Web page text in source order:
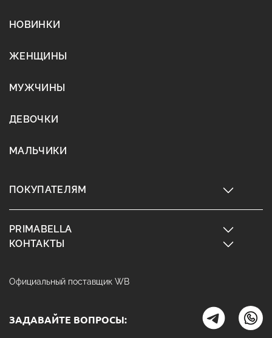
НОВИНКИ
ЖЕНЩИНЫ
МУЖЧИНЫ
ДЕВОЧКИ
МАЛЬЧИКИ
ПОКУПАТЕЛЯМ
PRIMABELLA
КОНТАКТЫ
Официальный поставщик WB
ЗАДАВАЙТЕ ВОПРОСЫ: